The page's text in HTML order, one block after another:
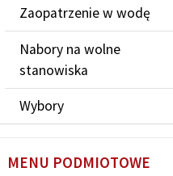
Zaopatrzenie w wodę
Nabory na wolne
stanowiska
Wybory
MENU PODMIOTOWE